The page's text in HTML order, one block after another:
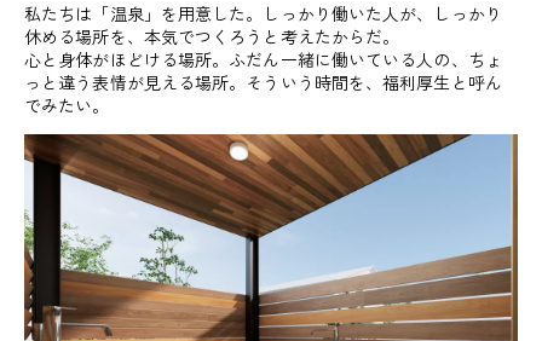
私たちは「温泉」を用意した。しっかり働いた人が、しっかり
休める場所を、本気でつくろうと考えたからだ。
心と身体がほどける場所。ふだん一緒に働いている人の、ちょ
っと違う表情が見える場所。そういう時間を、福利厚生と呼ん
でみたい。